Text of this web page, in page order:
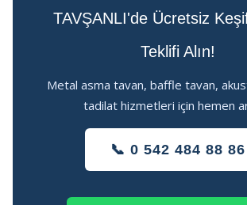
TAVŞANLI'de Ücretsiz
Teklifi Alın!
Metal asma tavan, baffle tavan,
tadilat hizmetleri için hemen
📞 0 542 484 88 86